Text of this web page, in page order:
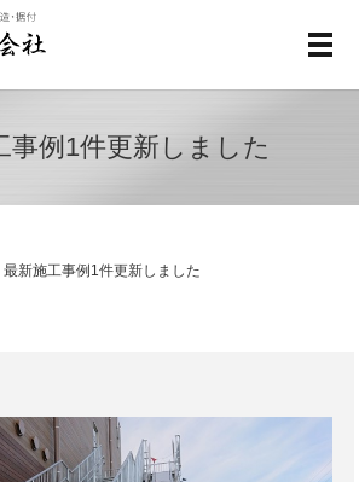
メ
事例1件更新しました
最新施工事例1件更新しました